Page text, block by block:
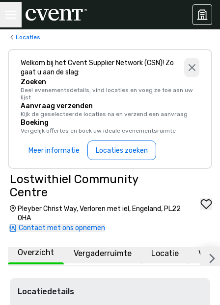
Locaties
Welkom bij het Cvent Supplier Network (CSN)! Zo
gaat u aan de slag:
Zoeken
Deel evenementsdetails, vind locaties en voeg ze toe aan uw
lijst
Aanvraag verzenden
Kijk de geselecteerde locaties na en verzend een aanvraag
Boeking
Vergelijk offertes en boek uw ideale evenementsruimte
Meer informatie Locaties zoeken
Lostwithiel Community
Centre
Pleyber Christ Way, Verloren met iel, Engeland, PL22
0HA
Contact met ons opnemen
Overzicht Vergaderruimte Locatie
Locatiedetails